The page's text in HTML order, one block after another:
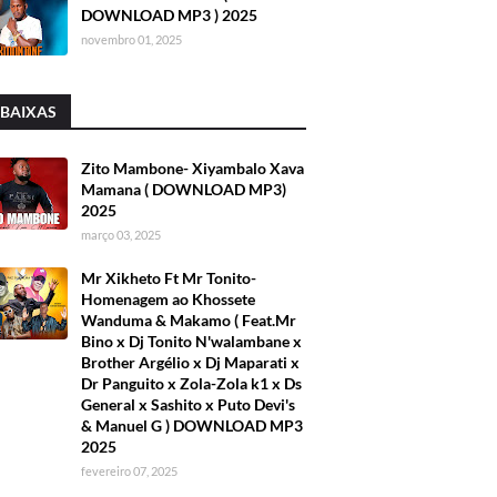
DOWNLOAD MP3 ) 2025
novembro 01, 2025
Zito Mambone- Xiyambalo Xava
Mamana ( DOWNLOAD MP3)
2025
março 03, 2025
Mr Xikheto Ft Mr Tonito-
Homenagem ao Khossete
Wanduma & Makamo ( Feat.Mr
Bino x Dj Tonito N'walambane x
Brother Argélio x Dj Maparati x
Dr Panguito x Zola-Zola k1 x Ds
General x Sashito x Puto Devi's
& Manuel G ) DOWNLOAD MP3
2025
fevereiro 07, 2025